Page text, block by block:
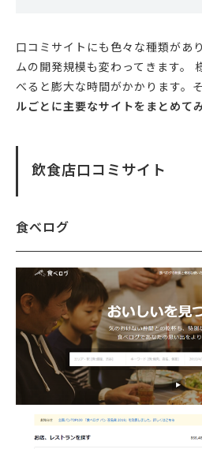
口コミサイトにも色々な種類があ
ムの開発規模も変わってきます。
べると膨大な時間がかかります。
ルごとに主要なサイトをまとめて
飲食店口コミサイト
食べログ